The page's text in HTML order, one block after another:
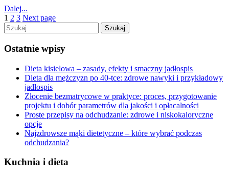
Dalej...
1 2 3 Next page
Szukaj:
Ostatnie wpisy
Dieta kisielowa – zasady, efekty i smaczny jadłospis
Dieta dla mężczyzn po 40-tce: zdrowe nawyki i przykładowy
jadłospis
Złocenie bezmatrycowe w praktyce: proces, przygotowanie
projektu i dobór parametrów dla jakości i opłacalności
Proste przepisy na odchudzanie: zdrowe i niskokaloryczne
opcje
Najzdrowsze mąki dietetyczne – które wybrać podczas
odchudzania?
Kuchnia i dieta